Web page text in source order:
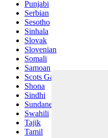
Punjabi
Serbian
Sesotho
Sinhala
Slovak
Slovenian
Somali
Samoan
Scots Gaelic
Shona
Sindhi
Sundanese
Swahili
Tajik
Tamil